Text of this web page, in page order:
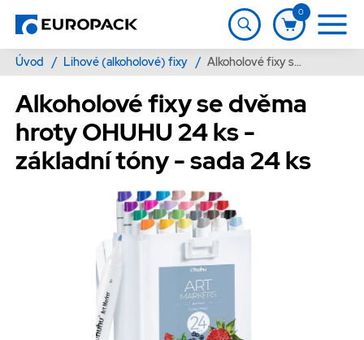
0
Úvod / Lihové (alkoholové) fixy / Alkoholové fixy se dvěma hroty OHUHU 24 ks - základní tóny - sada 24 ks
Alkoholové fixy se dvěma
hroty OHUHU 24 ks -
základní tóny - sada 24 ks